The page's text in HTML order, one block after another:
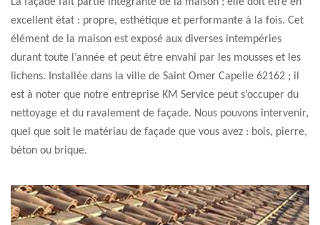
excellent état : propre, esthétique et performante à la fois. Cet
élément de la maison est exposé aux diverses intempéries
durant toute l’année et peut être envahi par les mousses et les
lichens. Installée dans la ville de Saint Omer Capelle 62162 ; il
est à noter que notre entreprise KM Service peut s’occuper du
nettoyage et du ravalement de façade. Nous pouvons intervenir,
quel que soit le matériau de façade que vous avez : bois, pierre,
béton ou brique.